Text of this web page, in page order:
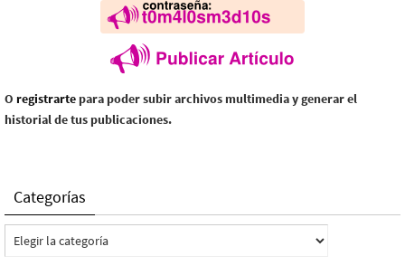
O registrarte para poder subir archivos multimedia y generar el
historial de tus publicaciones.
Categorías
Categorías